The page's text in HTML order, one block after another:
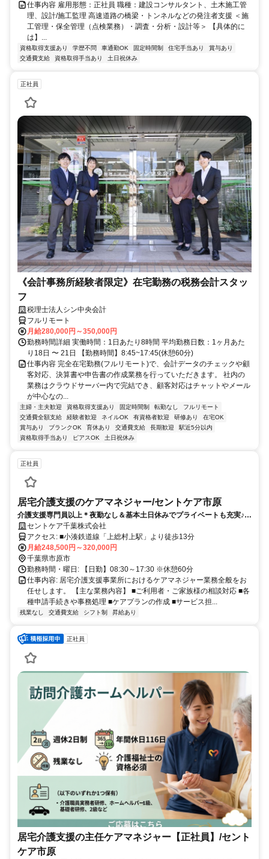
仕事内容 雇用形態：正社員 職種：建設コンサルタント、土木施工管
理、設計/施工監理 高速道路の橋梁・トンネルなどの発注者支援 ＜施
工管理・保全管理（点検業務）・調査・分析・設計等＞ 【具体的に
は】...
資格取得支援あり 学歴不問 車通勤OK 固定時間制 住宅手当あり
賞与あり
交通費支給
資格取得手当あり 土日祝休み
正社員
《会計事務所経験者限定》在宅勤務の税務会計スタッ
フ
税理士法人シン中央会計
フルリモート
月給280,000円～350,000円
勤務時間詳細 実働時間：1日あたり8時間 平均勤務日数：1ヶ月あた
り18日 〜 21日 【勤務時間】8:45~17:45(休憩60分)
仕事内容 完全在宅勤務(フルリモート)で、会計データのチェックや顧
客対応、決算書や申告書の作成業務を行っていただきます。 社内の
業務はクラウドサーバー内で完結でき、顧客対応はチャットやメール
が中心なの...
主婦・主夫歓迎 資格取得支援あり 固定時間制 転勤なし
フルリモート
交通費全額支給
経験者歓迎 ネイルOK 有資格者歓迎 研修あり
在宅OK
賞与あり
ブランクOK 育休あり 交通費支給 長期歓迎
駅近5分以内
資格取得手当あり
ピアスOK 土日祝休み
正社員
居宅介護支援のケアマネジャー/セントケア市原
介護支援専門員以上＊夜勤なし＆基本土日休みでプライベートも充実♪賞
与年2回/昇給あり＊車通勤可＊充実研修でブランクがあっても安心◎
セントケア千葉株式会社
アクセス: ■小湊鉄道線「上総村上駅」より徒歩13分
月給248,500円～320,000円
千葉県市原市
勤務時間・曜日: 【日勤】08:30～17:30 ※休憩60分
仕事内容: 居宅介護支援事業所におけるケアマネジャー業務全般をお
任せします。 【主な業務内容】 ■ご利用者・ご家族様の相談対応 ■各
種申請手続きや事務処理 ■ケアプランの作成 ■サービス担...
残業なし 交通費支給 シフト制 昇給あり
正社員
居宅介護支援の主任ケアマネジャー【正社員】/セント
ケア市原